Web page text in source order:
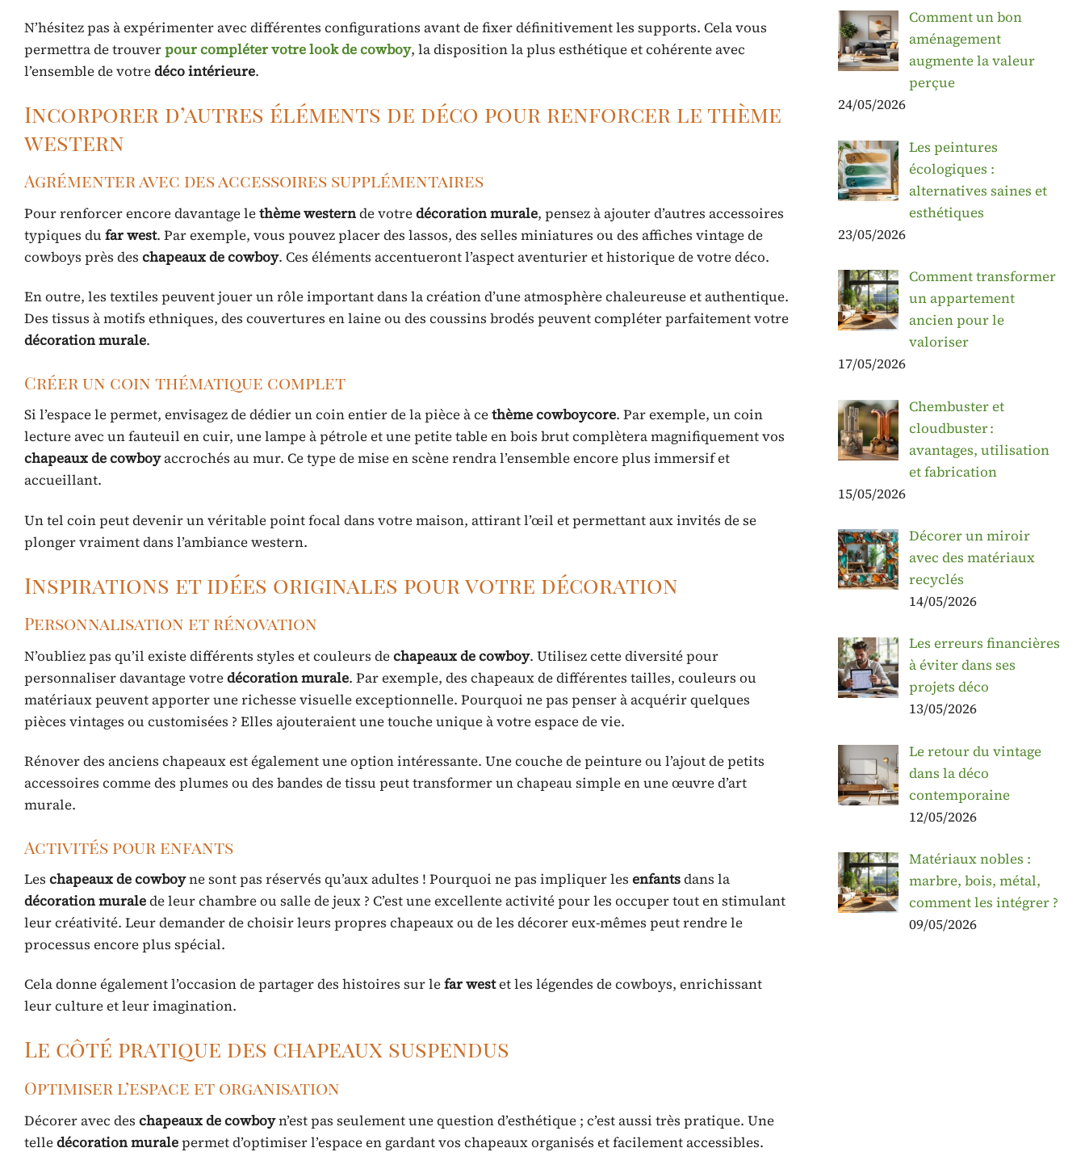
N’hésitez pas à expérimenter avec différentes configurations avant de fixer définitivement les supports. Cela vous
permettra de trouverpour compléter votre look de cowboy, la disposition la plus esthétique et cohérente avec
l’ensemble de votredéco intérieure.
Incorporer d’autres éléments de déco pour renforcer le thème
western
Agrémenter avec des accessoires supplémentaires
Pour renforcer encore davantage lethème westernde votredécoration murale, pensez à ajouter d’autres accessoires
typiques du far west. Par exemple, vous pouvez placer des lassos, des selles miniatures ou des affiches vintage de
cowboys près des chapeaux de cowboy. Ces éléments accentueront l’aspect aventurier et historique de votre déco.
En outre, les textiles peuvent jouer un rôle important dans la création d’une atmosphère chaleureuse et authentique.
Des tissus à motifs ethniques, des couvertures en laine ou des coussins brodés peuvent compléter parfaitement votre
décoration murale.
Créer un coin thématique complet
Si l’espace le permet, envisagez de dédier un coin entier de la pièce à cethème cowboycore. Par exemple, un coin
lecture avec un fauteuil en cuir, une lampe à pétrole et une petite table en bois brut complètera magnifiquement vos
chapeaux de cowboyaccrochés au mur. Ce type de mise en scène rendra l’ensemble encore plus immersif et
accueillant.
Un tel coin peut devenir un véritable point focal dans votre maison, attirant l’œil et permettant aux invités de se
plonger vraiment dans l’ambiance western.
Inspirations et idées originales pour votre décoration
Personnalisation et rénovation
N’oubliez pas qu’il existe différents styles et couleurs dechapeaux de cowboy. Utilisez cette diversité pour
personnaliser davantage votredécoration murale. Par exemple, des chapeaux de différentes tailles, couleurs ou
matériaux peuvent apporter une richesse visuelle exceptionnelle. Pourquoi ne pas penser à acquérir quelques
pièces vintages ou customisées ? Elles ajouteraient une touche unique à votre espace de vie.
Rénover des anciens chapeaux est également une option intéressante. Une couche de peinture ou l’ajout de petits
accessoires comme des plumes ou des bandes de tissu peut transformer un chapeau simple en une œuvre d’art
murale.
Activités pour enfants
Les chapeaux de cowboyne sont pas réservés qu’aux adultes ! Pourquoi ne pas impliquer les enfantsdans la
décoration muralede leur chambre ou salle de jeux ? C’est une excellente activité pour les occuper tout en stimulant
leur créativité. Leur demander de choisir leurs propres chapeaux ou de les décorer eux-mêmes peut rendre le
processus encore plus spécial.
Cela donne également l’occasion de partager des histoires sur lefar westet les légendes de cowboys, enrichissant
leur culture et leur imagination.
Le côté pratique des chapeaux suspendus
Optimiser l’espace et organisation
Décorer avec des chapeaux de cowboyn’est pas seulement une question d’esthétique ; c’est aussi très pratique. Une
telledécoration muralepermet d’optimiser l’espace en gardant vos chapeaux organisés et facilement accessibles.
Comment un bon
aménagement
augmente la valeur
perçue
24/05/2026
Les peintures
écologiques :
alternatives saines et
esthétiques
23/05/2026
Comment transformer
un appartement
ancien pour le
valoriser
17/05/2026
Chembuster et
cloudbuster :
avantages, utilisation
et fabrication
15/05/2026
Décorer un miroir
avec des matériaux
recyclés
14/05/2026
Les erreurs financières
à éviter dans ses
projets déco
13/05/2026
Le retour du vintage
dans la déco
contemporaine
12/05/2026
Matériaux nobles :
marbre, bois, métal,
comment les intégrer ?
09/05/2026